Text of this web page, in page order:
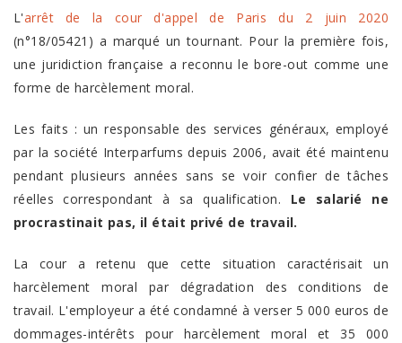
L'arrêt de la cour d'appel de Paris du 2 juin 2020
(n°18/05421) a marqué un tournant. Pour la première fois,
une juridiction française a reconnu le bore-out comme une
forme de harcèlement moral.
Les faits : un responsable des services généraux, employé
par la société Interparfums depuis 2006, avait été maintenu
pendant plusieurs années sans se voir confier de tâches
réelles correspondant à sa qualification. Le salarié ne
procrastinait pas, il était privé de travail.
La cour a retenu que cette situation caractérisait un
harcèlement moral par dégradation des conditions de
travail. L'employeur a été condamné à verser 5 000 euros de
dommages-intérêts pour harcèlement moral et 35 000